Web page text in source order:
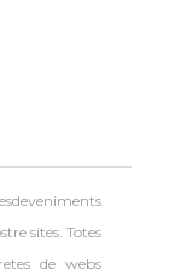
sites. Totes
de webs